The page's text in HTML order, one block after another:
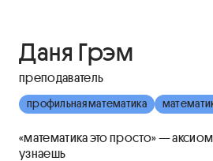
Даня Грэм
преподаватель
профильная математика
«математика это просто» —
узнаешь